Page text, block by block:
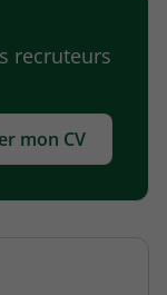
recruteurs
mon CV